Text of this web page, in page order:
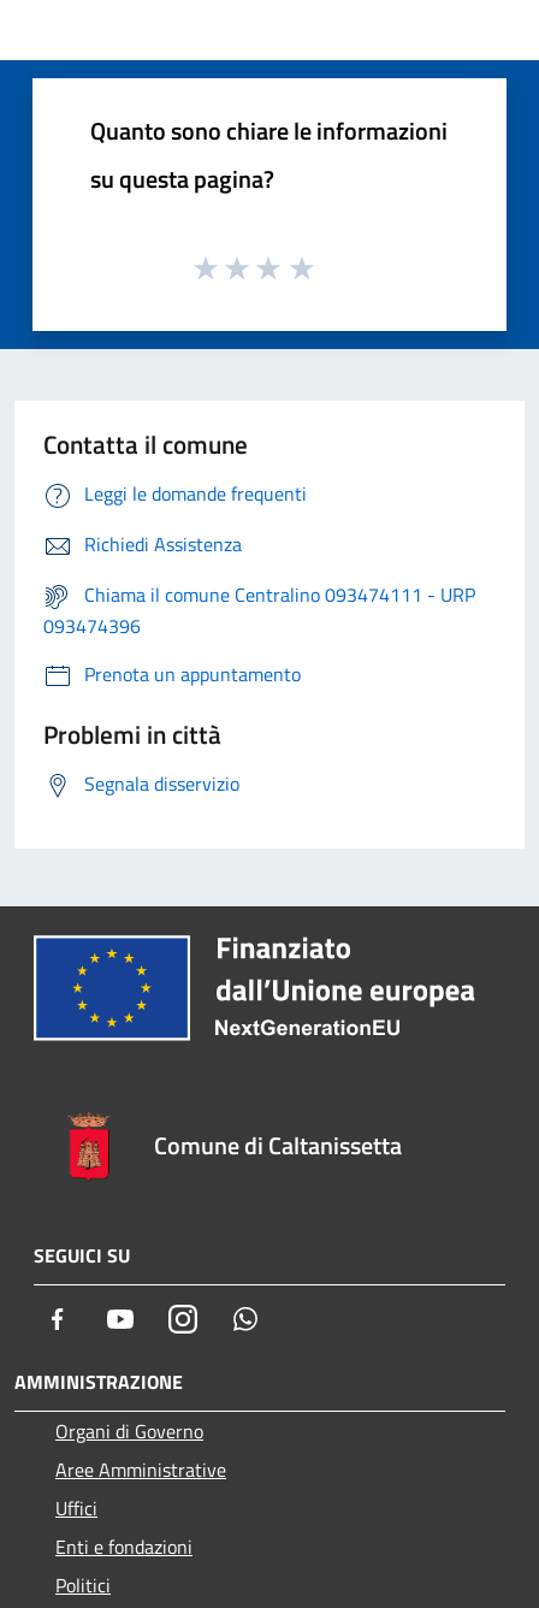
Quanto sono chiare le informazioni
su questa pagina?
Contatta il comune
Leggi le domande frequenti
Richiedi Assistenza
Chiama il comune Centralino 093474111 - URP
093474396
Prenota un appuntamento
Problemi in città
Segnala disservizio
Comune di Caltanissetta
SEGUICI SU
Facebook YoutubeInstagram
AMMINISTRAZIONE
Organi di Governo
Aree Amministrative
Uffici
Enti e fondazioni
Politici